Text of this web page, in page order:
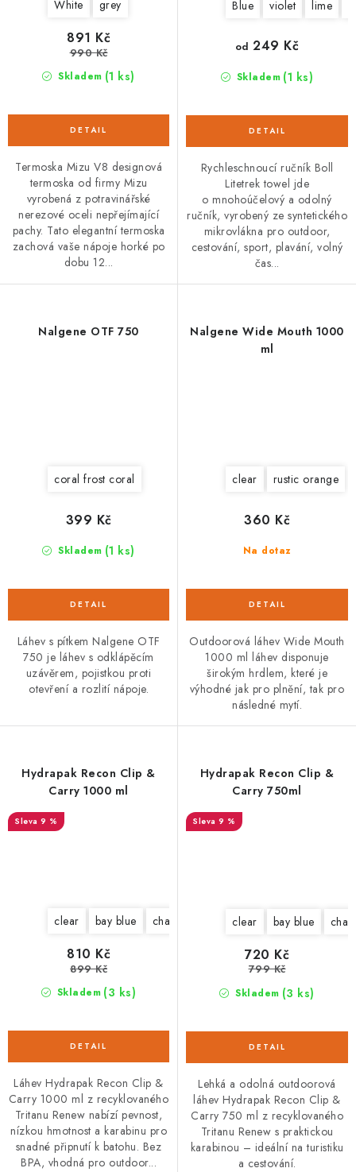
White grey
Skladem (1 ks)
891 Kč
990 Kč
Termoska Mizu V8 designová
termoska od firmy Mizu
vyrobená z potravinářské
nerezové oceli nepřejímající
pachy. Tato elegantní termoska
zachová vaše nápoje horké po
dobu 12...
Blue violet lime
Skladem (1 ks)
od 249 Kč
Rychleschnoucí ručník Boll
Litetrek towel jde
o mnohoúčelový a odolný
ručník, vyrobený ze syntetického
mikrovlákna pro outdoor,
cestování, sport, plavání, volný
čas...
Nalgene OTF 750
coral frost coral
Skladem (1 ks)
399 Kč
Láhev s pítkem Nalgene OTF
750 je láhev s odklápěcím
uzávěrem, pojistkou proti
otevření a rozlití nápoje.
Nalgene Wide Mouth 1000
ml
clear rustic orange
Na dotaz
360 Kč
Outdoorová láhev Wide Mouth
1000 ml láhev disponuje
širokým hrdlem, které je
výhodné jak pro plnění, tak pro
následné mytí.
Hydrapak Recon Clip &
Carry 1000 ml
9 %
clear bay blue charcoal gray aspen green
Skladem (3 ks)
810 Kč
899 Kč
Láhev Hydrapak Recon Clip &
Carry 1000 ml z recyklovaného
Tritanu Renew nabízí pevnost,
nízkou hmotnost a karabinu pro
snadné připnutí k batohu. Bez
BPA, vhodná pro outdoor...
Hydrapak Recon Clip &
Carry 750ml
9 %
clear bay blue
Skladem (3 ks)
720 Kč
799 Kč
Lehká a odolná outdoorová
láhev Hydrapak Recon Clip &
Carry 750 ml z recyklovaného
Tritanu Renew s praktickou
karabinou – ideální na turistiku
a cestování.